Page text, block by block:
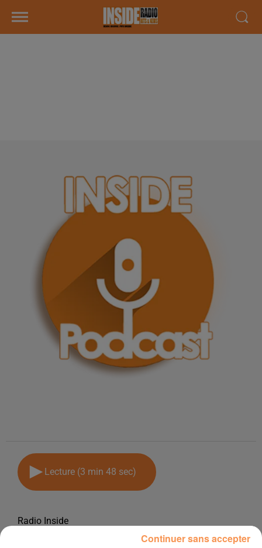
Lecture (3 min 48 sec)
Radio Inside
Continuer sans accepter